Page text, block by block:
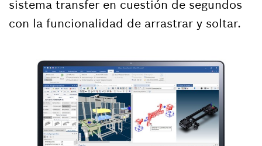
sistema transfer en cuestión de segundos
con la funcionalidad de arrastrar y soltar.